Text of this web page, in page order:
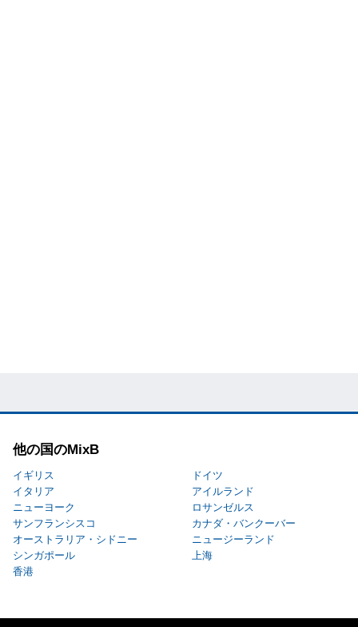
他の国のMixB
イギリス
ドイツ
イタリア
アイルランド
ニューヨーク
ロサンゼルス
サンフランシスコ
カナダ・バンクーバー
オーストラリア・シドニー
ニュージーランド
シンガポール
上海
香港